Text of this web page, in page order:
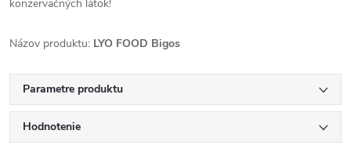
konzervačných látok!
Názov produktu: LYO FOOD Bigos
Parametre produktu
Hodnotenie